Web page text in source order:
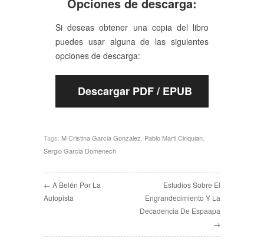
Si deseas obtener una copia del libro
puedes usar alguna de las siguientes
opciones de descarga:
Descargar PDF / EPUB
Tags: M Cristina Garcia Gonzalez Pablo Marti Ciriquian
Sergio Garcia Domenech
← A Belén Por La
Autopista
Estudios Sobre El
Engrandecimiento Y La
Decadencia De Espaapa
→